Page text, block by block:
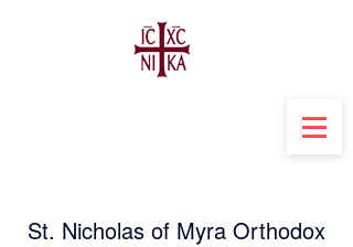
St. Nicholas of Myra Orthodox